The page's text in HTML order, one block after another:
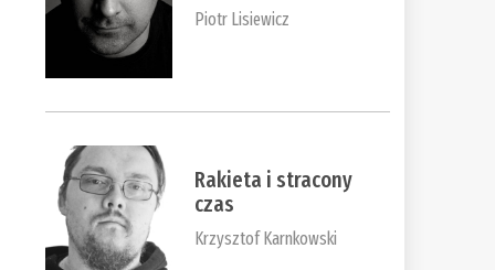
Piotr Lisiewicz
Rakieta i stracony
czas
Krzysztof Karnkowski